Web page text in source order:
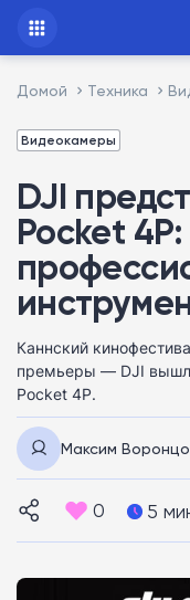
Домой Техника
Видеокамеры
DJI
Pocket 4P:
Каннский
премьеры — DJI
Pocket 4P.
Максим
0 5